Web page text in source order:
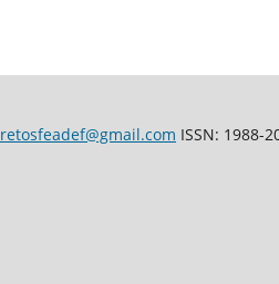
retosfeadef@gmail.com ISSN: 1988-